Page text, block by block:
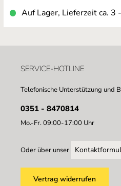
Auf Lager, Lieferzeit ca. 3
SERVICE-HOTLINE
Telefonische Unterstützung und
0351 - 8470814
Mo.-Fr. 09:00-17:00 Uhr
Oder über unser
Vertrag widerrufen